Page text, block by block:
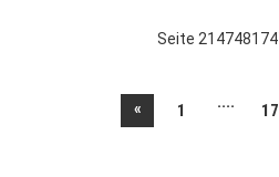
Seite
« 1 .... 17